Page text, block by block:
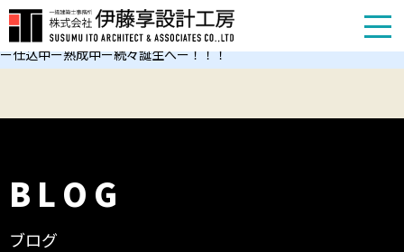
TOP
お知らせ
ー仕込中ー熟成中ー続々誕生へー！！！
BLOG
ブログ